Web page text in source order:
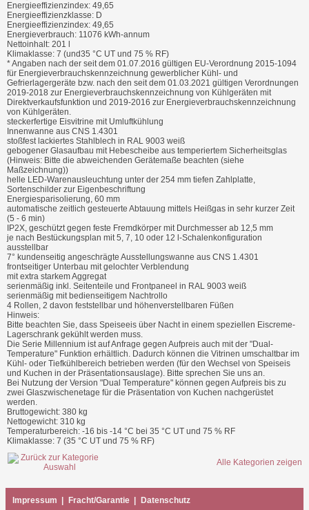
Energieeffizienzindex: 49,65
Energieeffizienzklasse: D
Energieeffizienzindex: 49,65
Energieverbrauch: 11076 kWh-annum
Nettoinhalt: 201 l
Klimaklasse: 7 (und35 °C UT und 75 % RF)
* Angaben nach der seit dem 01.07.2016 gültigen EU-Verordnung 2015-1094
für Energieverbrauchskennzeichnung gewerblicher Kühl- und
Gefrierlagergeräte bzw. nach den seit dem 01.03.2021 gültigen Verordnungen
2019-2018 zur Energieverbrauchskennzeichnung von Kühlgeräten mit
Direktverkaufsfunktion und 2019-2016 zur Energieverbrauchskennzeichnung
von Kühlgeräten.
steckerfertige Eisvitrine mit Umluftkühlung
Innenwanne aus CNS 1.4301
stoßfest lackiertes Stahlblech in RAL 9003 weiß
gebogener Glasaufbau mit Hebescheibe aus temperiertem Sicherheitsglas
(Hinweis: Bitte die abweichenden Gerätemaße beachten (siehe
Maßzeichnung))
helle LED-Warenausleuchtung unter der 254 mm tiefen Zahlplatte,
Sortenschilder zur Eigenbeschriftung
Energiesparisolierung, 60 mm
automatische zeitlich gesteuerte Abtauung mittels Heißgas in sehr kurzer Zeit
(5 - 6 min)
IP2X, geschützt gegen feste Fremdkörper mit Durchmesser ab 12,5 mm
je nach Bestückungsplan mit 5, 7, 10 oder 12 l-Schalenkonfiguration
ausstellbar
7° kundenseitig angeschrägte Ausstellungswanne aus CNS 1.4301
frontseitiger Unterbau mit gelochter Verblendung
mit extra starkem Aggregat
serienmäßig inkl. Seitenteile und Frontpaneel in RAL 9003 weiß
serienmäßig mit bedienseitigem Nachtrollo
4 Rollen, 2 davon feststellbar und höhenverstellbaren Füßen
Hinweis:
Bitte beachten Sie, dass Speiseeis über Nacht in einem speziellen Eiscreme-
Lagerschrank gekühlt werden muss.
Die Serie Millennium ist auf Anfrage gegen Aufpreis auch mit der "Dual-
Temperature" Funktion erhältlich. Dadurch können die Vitrinen umschaltbar im
Kühl- oder Tiefkühlbereich betrieben werden (für den Wechsel von Speiseis
und Kuchen in der Präsentationsauslage). Bitte sprechen Sie uns an.
Bei Nutzung der Version "Dual Temperature" können gegen Aufpreis bis zu
zwei Glaszwischenetage für die Präsentation von Kuchen nachgerüstet
werden.
Bruttogewicht: 380 kg
Nettogewicht: 310 kg
Temperaturbereich: -16 bis -14 °C bei 35 °C UT und 75 % RF
Klimaklasse: 7 (35 °C UT und 75 % RF)
Alle Kategorien zeigen
Impressum Fracht/Garantie Datenschutz